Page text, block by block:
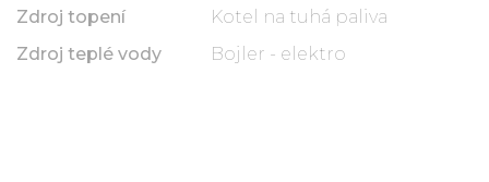
Zdroj topení
Kotel na tuhá paliva
Zdroj teplé vody
Bojler - elektro